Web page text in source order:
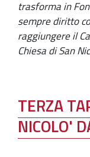
trasforma in
sempre diritto
raggiungere il
Chiesa di San
TERZA
NICOLO'